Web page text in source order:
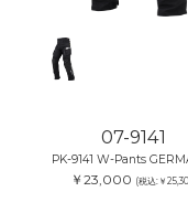
07-9141
PK-9141 W-Pants
￥23,000 (税込:￥